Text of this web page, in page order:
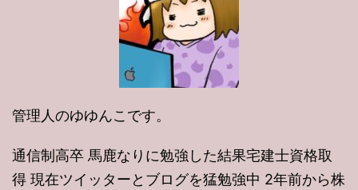
管理人のゆゆんこです。
通信制高卒 馬鹿なりに勉強した結果宅建士資格取
得 現在ツイッターとブログを猛勉強中 2年前から株